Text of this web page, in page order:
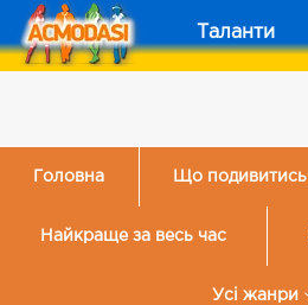
Таланти
Головна Що подивитись
Найкраще за весь час
Усі жанри